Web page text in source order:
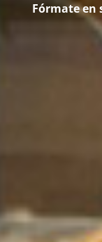
Fórmate en